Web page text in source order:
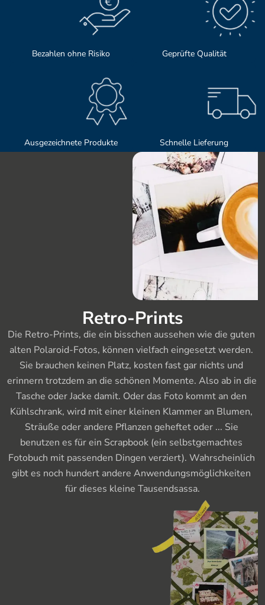
Bezahlen ohne Risiko Geprüfte Qualität
Ausgezeichnete Produkte Schnelle Lieferung
Retro-Prints
Die Retro-Prints, die ein bisschen aussehen wie die guten
alten Polaroid-Fotos, können vielfach eingesetzt werden.
Sie brauchen keinen Platz, kosten fast gar nichts und
erinnern trotzdem an die schönen Momente. Also ab in die
Tasche oder Jacke damit. Oder das Foto kommt an den
Kühlschrank, wird mit einer kleinen Klammer an Blumen,
Sträuße oder andere Pflanzen geheftet oder ... Sie
benutzen es für ein Scrapbook (ein selbstgemachtes
Fotobuch mit passenden Dingen verziert). Wahrscheinlich
gibt es noch hundert andere Anwendungsmöglichkeiten
für dieses kleine Tausendsassa.